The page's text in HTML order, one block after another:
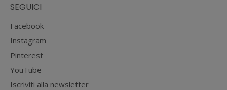
SEGUICI
Facebook
Instagram
Pinterest
YouTube
Iscriviti alla newsletter